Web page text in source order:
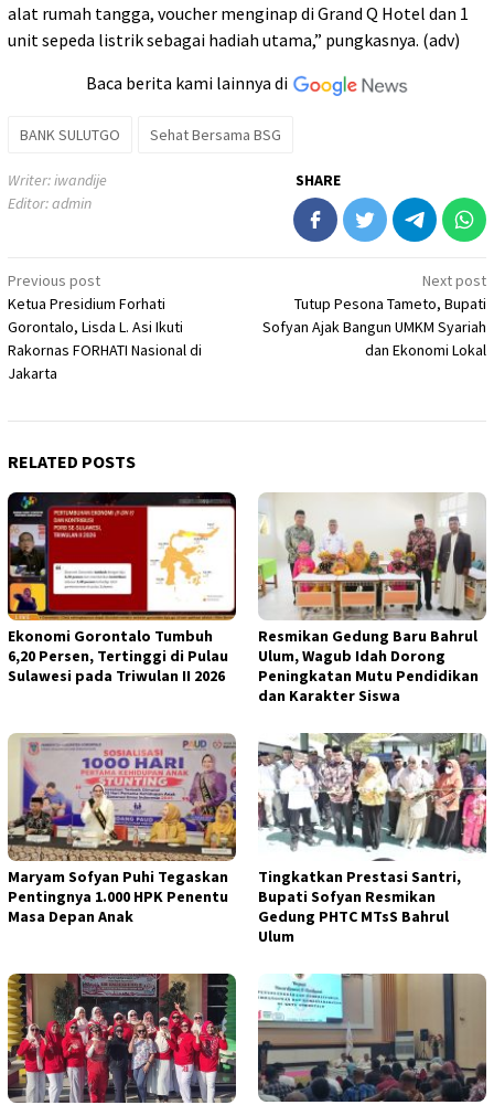
alat rumah tangga, voucher menginap di Grand Q Hotel dan 1
unit sepeda listrik sebagai hadiah utama,” pungkasnya. (adv)
Baca berita kami lainnya di
BANK SULUTGO Sehat Bersama BSG
Writer: iwandije
Editor: admin
SHARE
Post
navigation
Previous post
Ketua Presidium Forhati
Gorontalo, Lisda L. Asi Ikuti
Rakornas FORHATI Nasional di
Jakarta
Next post
Tutup Pesona Tameto, Bupati
Sofyan Ajak Bangun UMKM Syariah
dan Ekonomi Lokal
RELATED POSTS
Ekonomi Gorontalo Tumbuh
6,20 Persen, Tertinggi di Pulau
Sulawesi pada Triwulan II 2026
Resmikan Gedung Baru Bahrul
Ulum, Wagub Idah Dorong
Peningkatan Mutu Pendidikan
dan Karakter Siswa
Maryam Sofyan Puhi Tegaskan
Pentingnya 1.000 HPK Penentu
Masa Depan Anak
Tingkatkan Prestasi Santri,
Bupati Sofyan Resmikan
Gedung PHTC MTsS Bahrul
Ulum